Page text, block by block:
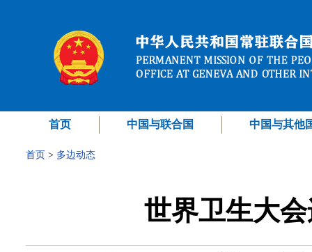
首页 中国与联合国 中国与其他
首页 > 多边动态
世界卫生大